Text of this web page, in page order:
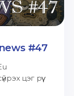
#47
цэг рүү